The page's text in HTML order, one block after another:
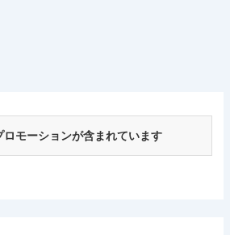
ロモーションが含まれています